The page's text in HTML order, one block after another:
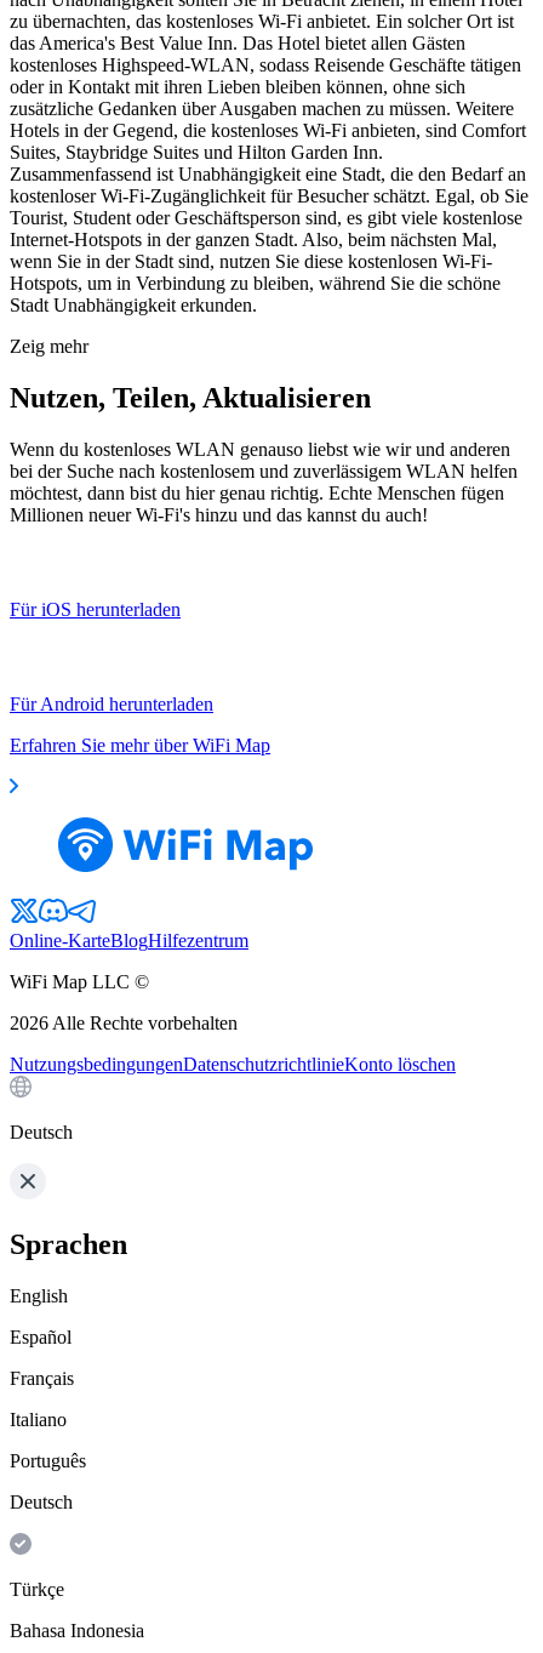
zu übernachten, das kostenloses Wi-Fi anbietet. Ein solcher Ort ist
das America's Best Value Inn. Das Hotel bietet allen Gästen
kostenloses Highspeed-WLAN, sodass Reisende Geschäfte tätigen
oder in Kontakt mit ihren Lieben bleiben können, ohne sich
zusätzliche Gedanken über Ausgaben machen zu müssen. Weitere
Hotels in der Gegend, die kostenloses Wi-Fi anbieten, sind Comfort
Suites, Staybridge Suites und Hilton Garden Inn.
Zusammenfassend ist Unabhängigkeit eine Stadt, die den Bedarf an
kostenloser Wi-Fi-Zugänglichkeit für Besucher schätzt. Egal, ob Sie
Tourist, Student oder Geschäftsperson sind, es gibt viele kostenlose
Internet-Hotspots in der ganzen Stadt. Also, beim nächsten Mal,
wenn Sie in der Stadt sind, nutzen Sie diese kostenlosen Wi-Fi-
Hotspots, um in Verbindung zu bleiben, während Sie die schöne
Stadt Unabhängigkeit erkunden.
Zeig mehr
Nutzen, Teilen, Aktualisieren
Wenn du kostenloses WLAN genauso liebst wie wir und anderen
bei der Suche nach kostenlosem und zuverlässigem WLAN helfen
möchtest, dann bist du hier genau richtig. Echte Menschen fügen
Millionen neuer Wi-Fi's hinzu und das kannst du auch!
Für iOS herunterladen
Für Android herunterladen
Erfahren Sie mehr über WiFi Map
Online-KarteBlogHilfezentrum
WiFi Map LLC ©
2026 Alle Rechte vorbehalten
NutzungsbedingungenDatenschutzrichtlinieKonto löschen
Deutsch
Sprachen
English
Español
Français
Italiano
Português
Deutsch
Türkçe
Bahasa Indonesia